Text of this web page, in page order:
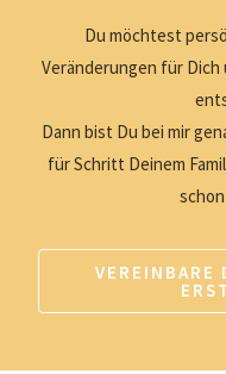
Du möchtest
Veränderungen für Dich
Dann bist Du bei mir
für Schritt Deinem
VEREINBARE